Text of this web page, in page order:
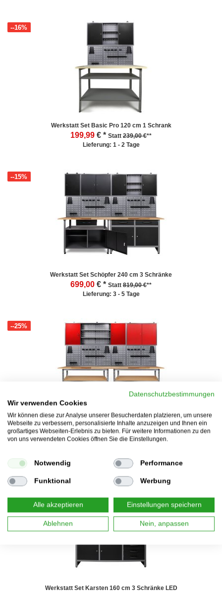
Werkstatt Set Basic Pro 120 cm 1 Schrank
199,99
--16%
€ * Statt 239,00 €**
Lieferung: 1 - 2 Tage
Werkstatt Set Schöpfer 240 cm 3 Schränke
699,00
--15%
€ * Statt 819,00 €**
Lieferung: 3 - 5 Tage
Werkstatt Set Uwe 240cm komplett Lochwand 2 Schränke Rot
359,00
--25%
€ *Statt479,00 €**
Lieferung: 1 - 2 Tage
Werkstatt Set Karsten 160 cm 3 Schränke LED
Datenschutzbestimmungen
Wir verwenden Cookies
Wir können diese zur Analyse unserer Besucherdaten platzieren, um unsere
Webseite zu verbessern, personalisierte Inhalte anzuzeigen und Ihnen ein
großartiges Webseiten-Erlebnis zu bieten. Für weitere Informationen zu den
von uns verwendeten Cookies öffnen Sie die Einstellungen.
Notwendig Performance
Funktional Werbung
Alle akzeptieren Einstellungen speichern
Ablehnen Nein, anpassen